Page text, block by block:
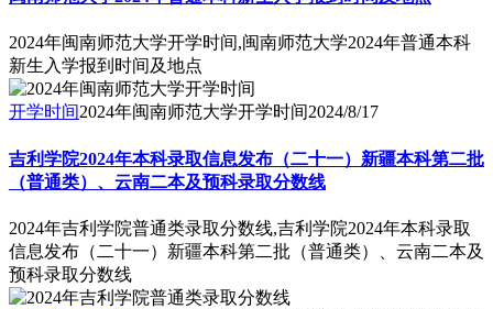
2024年闽南师范大学开学时间,闽南师范大学2024年普通本科
新生入学报到时间及地点
开学时间2024年闽南师范大学开学时间2024/8/17
吉利学院2024年本科录取信息发布（二十一）新疆本科第二批
（普通类）、云南二本及预科录取分数线
2024年吉利学院普通类录取分数线,吉利学院2024年本科录取
信息发布（二十一）新疆本科第二批（普通类）、云南二本及
预科录取分数线